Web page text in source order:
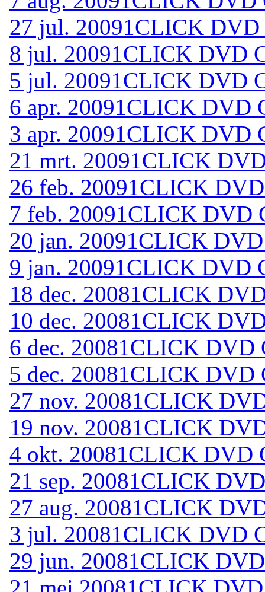
27 jul. 20091CLICK DVD
8 jul. 20091CLICK DVD
5 jul. 20091CLICK DVD
6 apr. 20091CLICK DVD
3 apr. 20091CLICK DVD
21 mrt. 20091CLICK
26 feb. 20091CLICK
7 feb. 20091CLICK DVD
20 jan. 20091CLICK
9 jan. 20091CLICK DVD
18 dec. 20081CLICK
10 dec. 20081CLICK
6 dec. 20081CLICK DVD
5 dec. 20081CLICK DVD
27 nov. 20081CLICK
19 nov. 20081CLICK
4 okt. 20081CLICK DVD
21 sep. 20081CLICK
27 aug. 20081CLICK
3 jul. 20081CLICK DVD
29 jun. 20081CLICK